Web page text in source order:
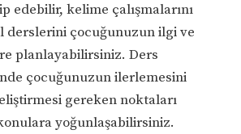
edebilir, kelime çalışmalarını
derslerini çocuğunuzun ilgi ve
planlayabilirsiniz. Ders
çocuğunuzun ilerlemesini
gereken noktaları
yoğunlaşabilirsiniz.